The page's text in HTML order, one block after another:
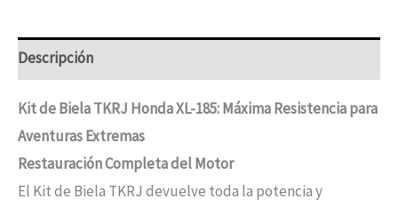
Descripción
Kit de Biela TKRJ Honda XL-185: Máxima Resistencia para
Aventuras Extremas
Restauración Completa del Motor
El Kit de Biela TKRJ devuelve toda la potencia y